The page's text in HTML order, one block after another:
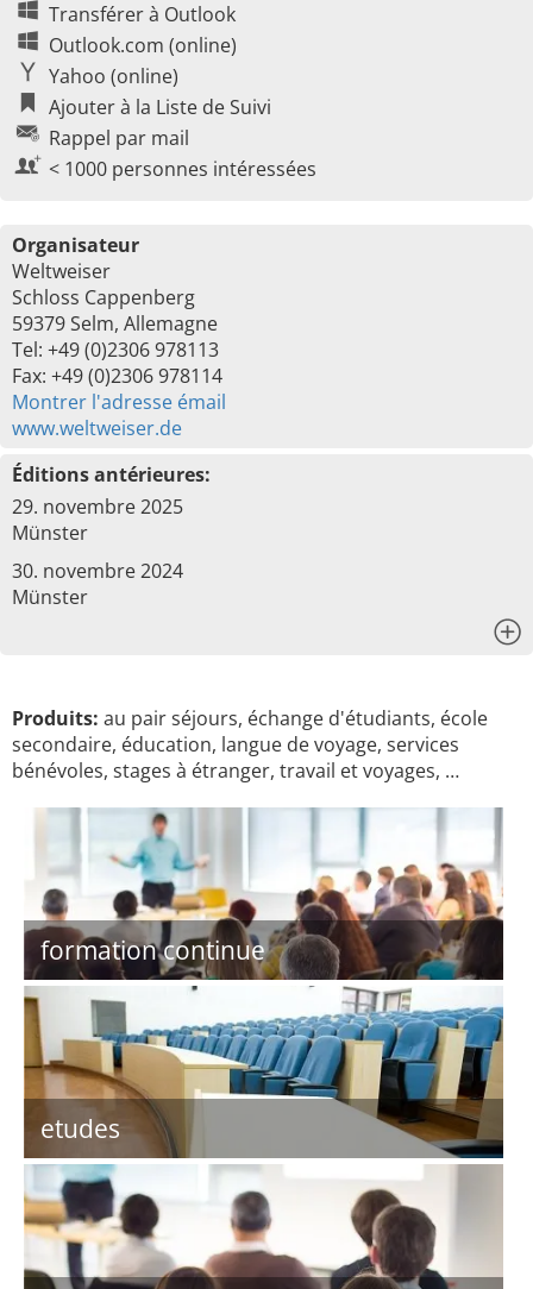
Transférer à Outlook
Outlook.com (online)
Yahoo (online)
Ajouter à la Liste de Suivi
Rappel par mail
< 1000 personnes intéressées
Organisateur
Weltweiser
Schloss Cappenberg
59379 Selm, Allemagne
Tel: +49 (0)2306 978113
Fax: +49 (0)2306 978114
Montrer l'adresse émail
www.weltweiser.de
Éditions antérieures:
29. novembre 2025
Münster
30. novembre 2024
Münster
Produits: au pair séjours, échange d'étudiants, école
secondaire, éducation, langue de voyage, services
bénévoles, stages à étranger, travail et voyages, …
formation continue
etudes